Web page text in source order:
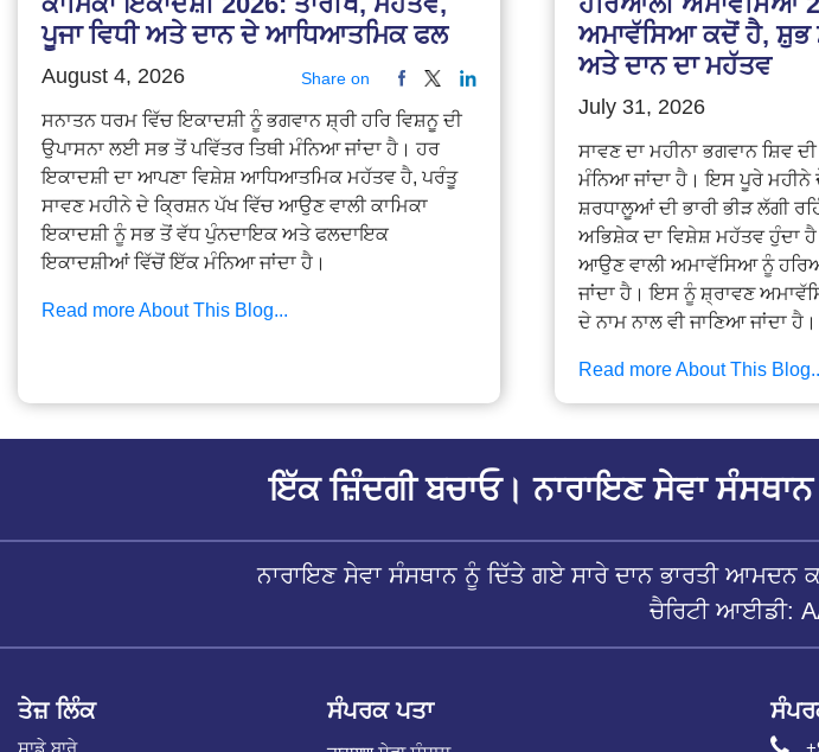
ਪੂਜਾ ਵਿਧੀ ਅਤੇ ਦਾਨ ਦੇ ਆਧਿਆਤਮਿਕ ਫਲ
August 4, 2026 Share on
ਸਨਾਤਨ ਧਰਮ ਵਿੱਚ ਇਕਾਦਸ਼ੀ ਨੂੰ ਭਗਵਾਨ ਸ਼੍ਰੀ ਹਰਿ ਵਿਸ਼ਨੂ ਦੀ
ਉਪਾਸਨਾ ਲਈ ਸਭ ਤੋਂ ਪਵਿੱਤਰ ਤਿਥੀ ਮੰਨਿਆ ਜਾਂਦਾ ਹੈ। ਹਰ
ਇਕਾਦਸ਼ੀ ਦਾ ਆਪਣਾ ਵਿਸ਼ੇਸ਼ ਆਧਿਆਤਮਿਕ ਮਹੱਤਵ ਹੈ, ਪਰੰਤੂ
ਸਾਵਣ ਮਹੀਨੇ ਦੇ ਕ੍ਰਿਸ਼ਨ ਪੱਖ ਵਿੱਚ ਆਉਣ ਵਾਲੀ ਕਾਮਿਕਾ
ਇਕਾਦਸ਼ੀ ਨੂੰ ਸਭ ਤੋਂ ਵੱਧ ਪੁੰਨਦਾਇਕ ਅਤੇ ਫਲਦਾਇਕ
ਇਕਾਦਸ਼ੀਆਂ ਵਿੱਚੋਂ ਇੱਕ ਮੰਨਿਆ ਜਾਂਦਾ ਹੈ।
Read more About This Blog...
ਅਮਾਵੱਸਿਆ ਕਦੋਂ ਹੈ, ਸ਼ੁਭ
ਅਤੇ ਦਾਨ ਦਾ ਮਹੱਤਵ
July 31, 2026
ਸਾਵਣ ਦਾ ਮਹੀਨਾ ਭਗਵਾਨ ਸ਼ਿਵ
ਮੰਨਿਆ ਜਾਂਦਾ ਹੈ। ਇਸ ਪੂਰੇ ਮਹੀਨੇ
ਸ਼ਰਧਾਲੂਆਂ ਦੀ ਭਾਰੀ ਭੀੜ ਲੱਗੀ
ਅਭਿਸ਼ੇਕ ਦਾ ਵਿਸ਼ੇਸ਼ ਮਹੱਤਵ ਹੁੰਦਾ
ਆਉਣ ਵਾਲੀ ਅਮਾਵੱਸਿਆ ਨੂੰ
ਜਾਂਦਾ ਹੈ। ਇਸ ਨੂੰ ਸ਼੍ਰਾਵਣ
ਦੇ ਨਾਮ ਨਾਲ ਵੀ ਜਾਣਿਆ ਜਾਂਦਾ ਹੈ।
Read more About This
ਇੱਕ ਜ਼ਿੰਦਗੀ ਬਚਾਓ। ਨਾਰਾਇਣ ਸੇਵਾ
ਨਾਰਾਇਣ ਸੇਵਾ ਸੰਸਥਾਨ ਨੂੰ ਦਿੱਤੇ ਗਏ ਸਾਰੇ ਦਾਨ ਭਾਰਤੀ
ਚੈਰਿਟੀ ਆਈਡੀ:
ਤੇਜ਼ ਲਿੰਕ
ਸਾਡੇ ਬਾਰੇ
ਸੰਪਰਕ ਪਤਾ